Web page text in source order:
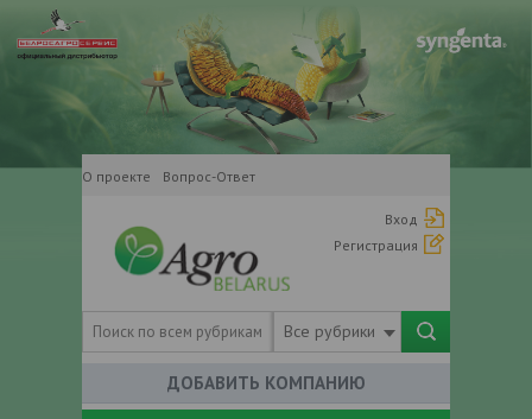
О проекте Вопрос-Ответ
Вход
Регистрация
Все рубрики
ДОБАВИТЬ КОМПАНИЮ